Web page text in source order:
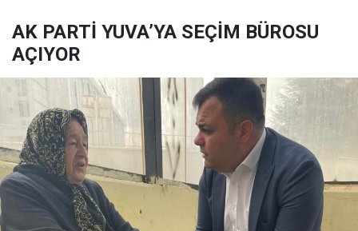
AK PARTİ YUVA’YA SEÇİM BÜROSU
AÇIYOR